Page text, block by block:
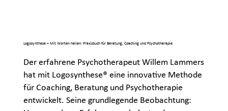
Logosynthese – Mit Worten heilen: Praxisbuch für Beratung, Coaching und Psychotherapie
Der erfahrene Psychotherapeut Willem Lammers
hat mit Logosynthese® eine innovative Methode
für Coaching, Beratung und Psychotherapie
entwickelt. Seine grundlegende Beobachtung: